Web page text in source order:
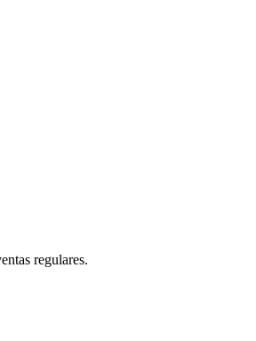
regulares.